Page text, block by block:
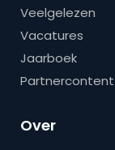
Veelgelezen
Vacatures
Jaarboek
Partnercontent
Over